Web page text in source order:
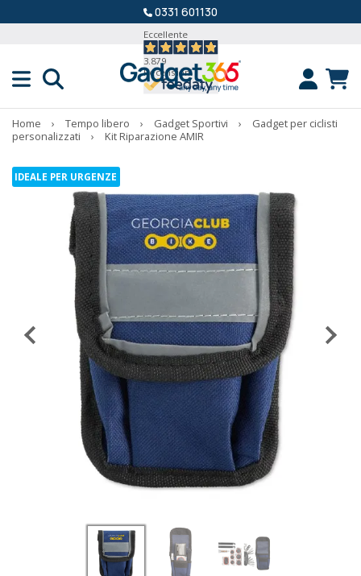
0331 601130
Eccellente
3.879
Recensioni
Home › Tempo libero › Gadget Sportivi ›
Gadget per ciclisti
personalizzati
› Kit Riparazione AMIR
IDEALE PER URGENZE